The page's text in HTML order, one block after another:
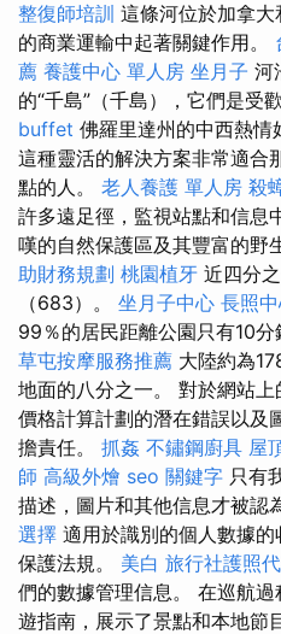
整復師培訓 這條河位於加拿
的商業運輸中起著關鍵作用。
薦 養護中心 單人房 坐月子 河
的“千島”（千島），它們是受
buffet 佛羅里達州的中西熱情
這種靈活的解決方案非常適合
點的人。 老人養護 單人房 殺
許多遠足徑，監視站點和信息
嘆的自然保護區及其豐富的野
助財務規劃 桃園植牙 近四分
（683）。 坐月子中心 長照
99％的居民距離公園只有10分
草屯按摩服務推薦 大陸約為
地面的八分之一。 對於網站上
價格計算計劃的潛在錯誤以及
擔責任。 抓姦 不鏽鋼廚具 屋
師 高級外燴 seo 關鍵字 只有
描述，圖片和其他信息才被認
選擇 適用於識別的個人數據
保護法規。 美白 旅行社護照
們的數據管理信息。 在巡航
遊指南，展示了景點和本地節